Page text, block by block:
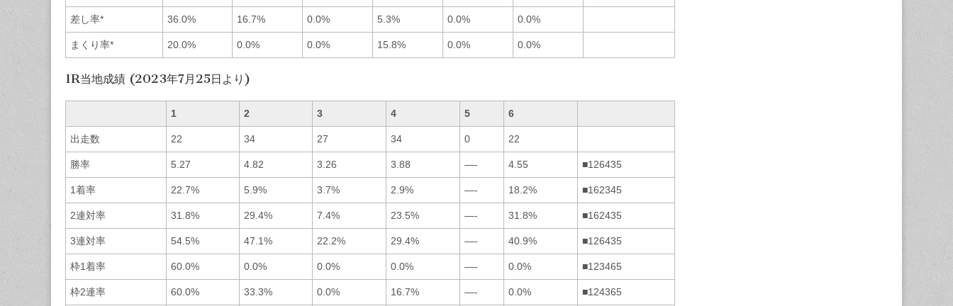
差し率* 36.0% 16.7% 0.0% 5.3% 0.0% 0.0%
まくり率* 20.0% 0.0% 0.0% 15.8% 0.0% 0.0%
1R当地成績 (2023年7月25日より)
1 2 3 4 5 6
出走数 22 34 27 34 0 22
勝率 5.27 4.82 3.26 3.88 —- 4.55 ■126435
1着率 22.7% 5.9% 3.7% 2.9% —- 18.2% ■162345
2連対率 31.8% 29.4% 7.4% 23.5% —- 31.8% ■162435
3連対率 54.5% 47.1% 22.2% 29.4% —- 40.9% ■126435
枠1着率 60.0% 0.0% 0.0% 0.0% —- 0.0% ■123465
枠2連率 60.0% 33.3% 0.0% 16.7% —- 0.0% ■124365